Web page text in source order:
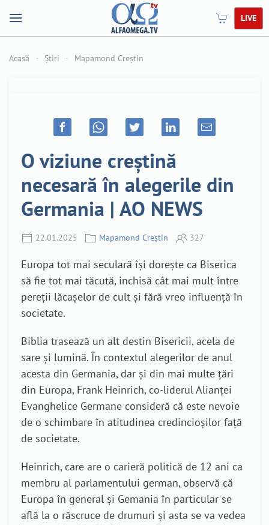
LIVE
Acasă Știri Mapamond Creștin
O viziune creștină
necesară în alegerile din
Germania | AO NEWS
22.01.2025 Mapamond Creștin 327
Europa tot mai seculară își dorește ca Biserica
să fie tot mai tăcută, inchisă cât mai mult între
pereții lăcașelor de cult și fără vreo influență în
societate.
Biblia trasează un alt destin Bisericii, acela de
sare și lumină. În contextul alegerilor de anul
acesta din Germania, dar și din mai multe țări
din Europa, Frank Heinrich, co-liderul Alianței
Evanghelice Germane consideră că este nevoie
de o schimbare în atitudinea credincioșilor față
de societate.
Heinrich, care are o carieră politică de 12 ani ca
membru al parlamentului german, observă că
Europa în general și Gemania în particular se
află la o răscruce de drumuri și asta se va vedea